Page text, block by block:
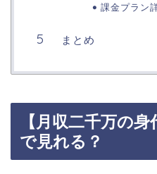
課金プラン
まとめ
【月収二千万の
で見れる？